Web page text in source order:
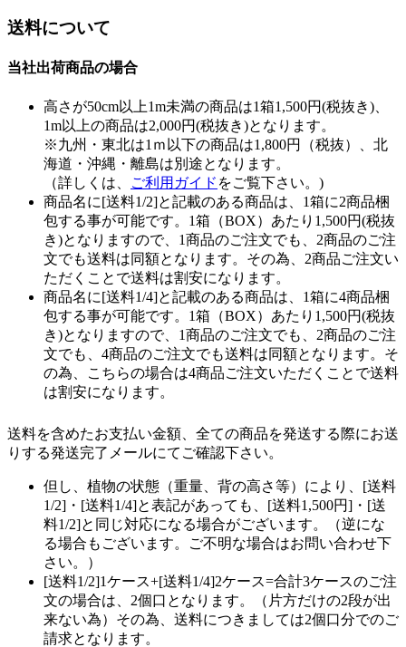
送料について
当社出荷商品の場合
高さが50cm以上1m未満の商品は1箱1,500円(税抜き)、
1m以上の商品は2,000円(税抜き)となります。
※九州・東北は1ｍ以下の商品は1,800円（税抜）、北
海道・沖縄・離島は別途となります。
（詳しくは、
ご利用ガイド をご覧下さい。)
商品名に[送料1/2]と記載のある商品は、1箱に2商品梱
包する事が可能です。1箱（BOX）あたり1,500円(税抜
き)となりますので、1商品のご注文でも、2商品のご注
文でも送料は同額となります。その為、2商品ご注文い
ただくことで送料は割安になります。
商品名に[送料1/4]と記載のある商品は、1箱に4商品梱
包する事が可能です。1箱（BOX）あたり1,500円(税抜
き)となりますので、1商品のご注文でも、2商品のご注
文でも、4商品のご注文でも送料は同額となります。そ
の為、こちらの場合は4商品ご注文いただくことで送料
は割安になります。
送料を含めたお支払い金額、全ての商品を発送する際にお送
りする発送完了メールにてご確認下さい。
但し、植物の状態（重量、背の高さ等）により、[送料
1/2]・[送料1/4]と表記があっても、[送料1,500円]・[送
料1/2]と同じ対応になる場合がございます。（逆にな
る場合もございます。ご不明な場合はお問い合わせ下
さい。）
[送料1/2]1ケース+[送料1/4]2ケース=合計3ケースのご注
文の場合は、2個口となります。（片方だけの2段が出
来ない為）その為、送料につきましては2個口分でのご
請求となります。